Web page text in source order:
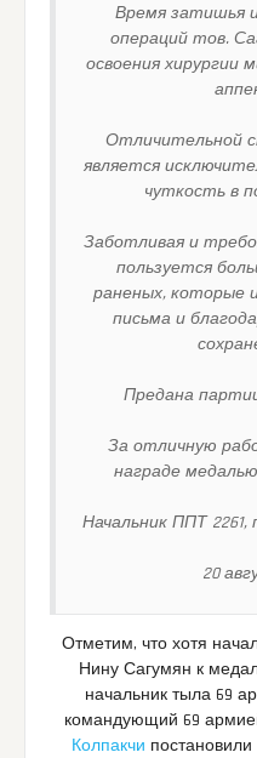
Время затишья
операций тов.
освоения хирургии
Отличительной
является
чуткость в
Заботливая и
пользуется
раненых, которые
письма и
Предана
За отличную
награде
Начальник ППТ
20
Отметим, что хотя
Нину Сагумян к
начальник тыла 69
командующий 69
Колпакчи